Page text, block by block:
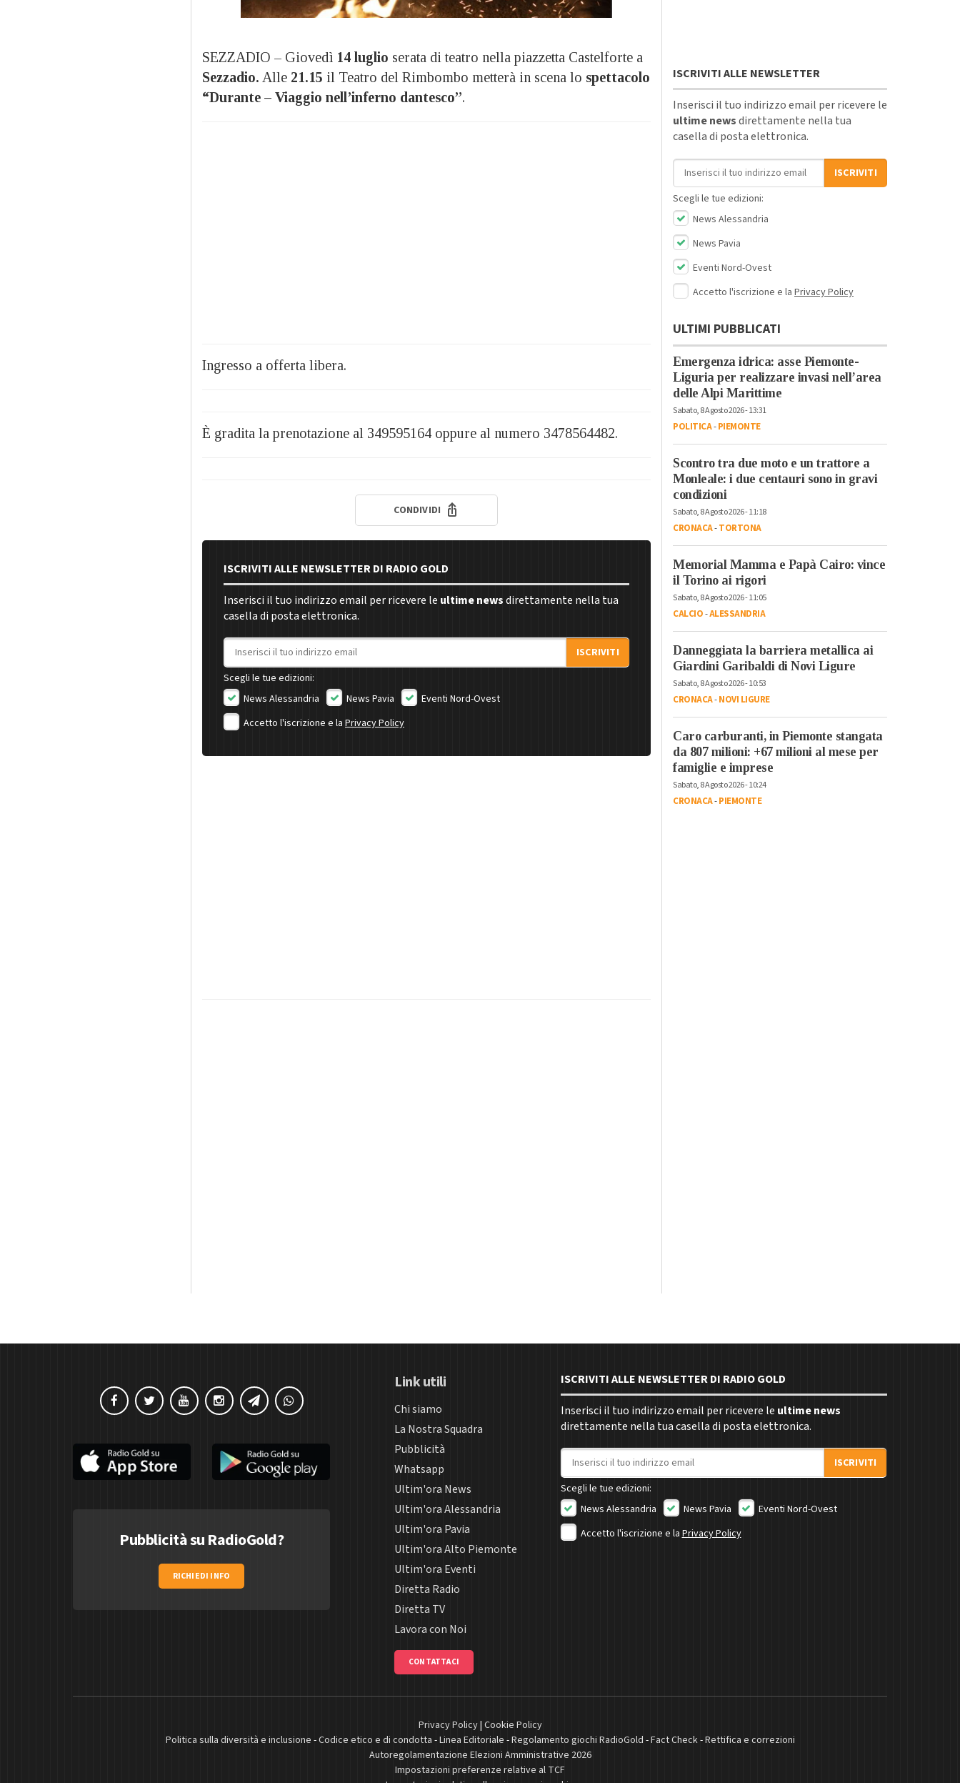
SEZZADIO – Giovedì 14 luglio serata di teatro nella piazzetta Castelforte a
Sezzadio. Alle 21.15 il Teatro del Rimbombo metterà in scena lo spettacolo
“Durante – Viaggio nell’inferno dantesco”.
Ingresso a offerta libera.
È gradita la prenotazione al 349595164 oppure al numero 3478564482.
CONDIVIDI
ISCRIVITI ALLE NEWSLETTER DI RADIO GOLD
Inserisci il tuo indirizzo email per ricevere le ultime newsdirettamente nella tua
casella di posta elettronica.
Indirizzo email
ISCRIVITI
Scegli le tue edizioni:
News Alessandria
News Pavia
Eventi Nord-Ovest
Accetto l'iscrizione e la Privacy Policy
ISCRIVITI ALLE NEWSLETTER
Inserisci il tuo indirizzo email per ricevere le
ultime newsdirettamente nella tua
casella di posta elettronica.
Indirizzo email
ISCRIVITI
Scegli le tue edizioni:
News Alessandria
News Pavia
Eventi Nord-Ovest
Accetto l'iscrizione e la Privacy Policy
ULTIMI PUBBLICATI
Emergenza idrica: asse Piemonte-
Liguria per realizzare invasi nell’area
delle Alpi Marittime
Sabato, 8 Agosto 2026 - 13:31
POLITICA-PIEMONTE
Scontro tra due moto e un trattore a
Monleale: i due centauri sono in gravi
condizioni
Sabato, 8 Agosto 2026 - 11:18
CRONACA-TORTONA
Memorial Mamma e Papà Cairo: vince
il Torino ai rigori
Sabato, 8 Agosto 2026 - 11:05
CALCIO-ALESSANDRIA
Danneggiata la barriera metallica ai
Giardini Garibaldi di Novi Ligure
Sabato, 8 Agosto 2026 - 10:53
CRONACA-NOVI LIGURE
Caro carburanti, in Piemonte stangata
da 807 milioni: +67 milioni al mese per
famiglie e imprese
Sabato, 8 Agosto 2026 - 10:24
CRONACA-PIEMONTE
Pubblicità su RadioGold?
RICHIEDI INFO
Link utili
Chi siamo
La Nostra Squadra
Pubblicità
Whatsapp
Ultim'ora News
Ultim'ora Alessandria
Ultim'ora Pavia
Ultim'ora Alto Piemonte
Ultim'ora Eventi
Diretta Radio
Diretta TV
Lavora con Noi
CONTATTACI
ISCRIVITI ALLE NEWSLETTER DI RADIO GOLD
Inserisci il tuo indirizzo email per ricevere le ultime news
direttamente nella tua casella di posta elettronica.
Indirizzo email
ISCRIVITI
Scegli le tue edizioni:
News Alessandria
News Pavia
Eventi Nord-Ovest
Accetto l'iscrizione e laPrivacy Policy
Privacy Policy| Cookie Policy
Politica sulla diversità e inclusione -Codice etico e di condotta -Linea Editoriale -Regolamento giochi RadioGold -Fact Check-Rettifica e correzioni
Autoregolamentazione Elezioni Amministrative 2026
Impostazioni preferenze relative al TCF